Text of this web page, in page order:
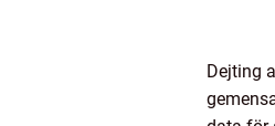
Dejting